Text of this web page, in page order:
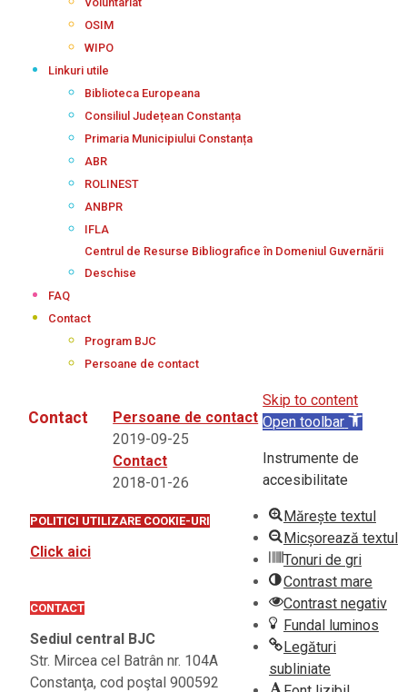
OSIM
WIPO
Linkuri utile
Biblioteca Europeana
Consiliul Județean Constanța
Primaria Municipiului Constanța
ABR
ROLINEST
ANBPR
IFLA
Centrul de Resurse Bibliografice în Domeniul Guvernării
Deschise
FAQ
Contact
Program BJC
Persoane de contact
Contact
Persoane de contact
2019-09-25
Contact
2018-01-26
POLITICI UTILIZARE COOKIE-URI
Click aici
CONTACT
Sediul central BJC
Str. Mircea cel Batrân nr. 104A
Constanţa, cod poştal 900592
Skip to content
Open toolbar
Instrumente de
accesibilitate
Mărește textul
Micșorează textul
Tonuri de gri
Contrast mare
Contrast negativ
Fundal luminos
Legături
subliniate